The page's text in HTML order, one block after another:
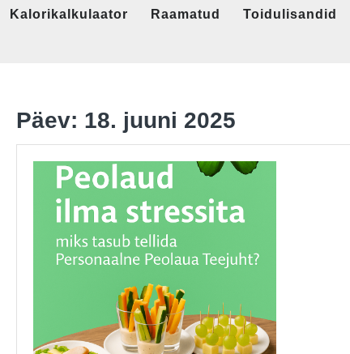
Kalorikalkulaator Raamatud Toidulisandid
Päev: 18. juuni 2025